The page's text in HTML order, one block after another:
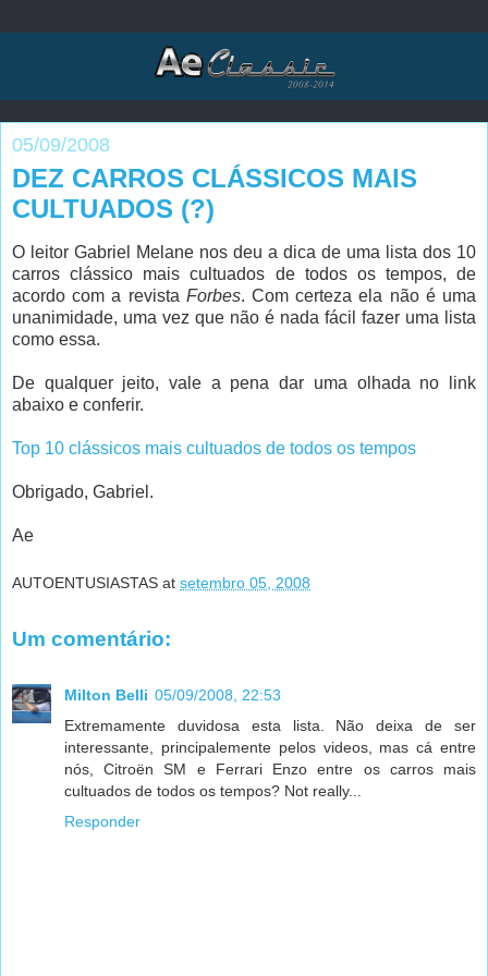
05/09/2008
DEZ CARROS CLÁSSICOS MAIS
CULTUADOS (?)
O leitor Gabriel Melane nos deu a dica de uma lista dos 10
carros clássico mais cultuados de todos os tempos, de
acordo com a revista Forbes. Com certeza ela não é uma
unanimidade, uma vez que não é nada fácil fazer uma lista
como essa.
De qualquer jeito, vale a pena dar uma olhada no link
abaixo e conferir.
Top 10 clássicos mais cultuados de todos os tempos
Obrigado, Gabriel.
Ae
AUTOENTUSIASTAS at setembro 05, 2008
Um comentário:
Milton Belli 05/09/2008, 22:53
Extremamente duvidosa esta lista. Não deixa de ser
interessante, principalemente pelos videos, mas cá entre
nós, Citroën SM e Ferrari Enzo entre os carros mais
cultuados de todos os tempos? Not really...
Responder